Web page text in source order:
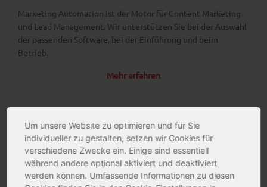
Marketing Automation ist der Motor für Content Marketing
und Lead Management. Wir unterstützen Sie bei der Auswahl
der passenden Software, bei der Einführung und beim
Betrieb.
Mehr erfahren
Um unsere Website zu optimieren und für Sie
individueller zu gestalten, setzen wir Cookies für
verschiedene Zwecke ein. Einige sind essentiell
während andere optional aktiviert und deaktiviert
werden können. Umfassende Informationen zu diesen